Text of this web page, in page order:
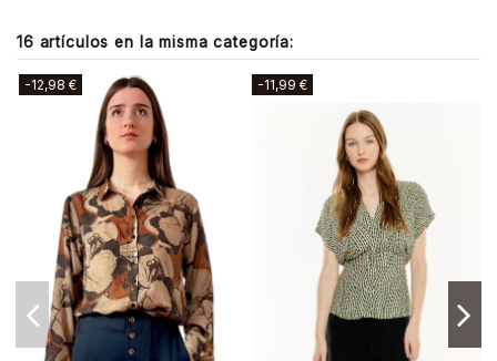
16 artículos en la misma categoría:
-13,98 €